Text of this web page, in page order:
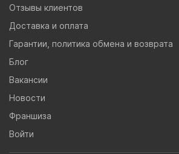
Отзывы клиентов
Доставка и оплата
Гарантии, политика обмена и возврата
Блог
Вакансии
Новости
Франшиза
Войти